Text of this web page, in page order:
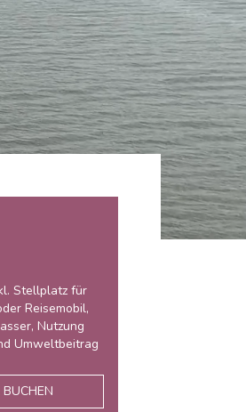
Stellplatz für
Reisemobil,
Nutzung
Umweltbeitrag